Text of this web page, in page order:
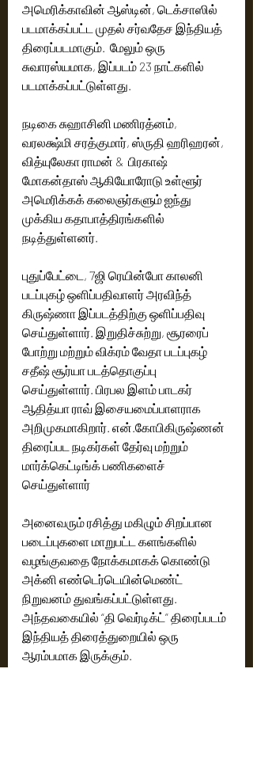
அமெரிக்காவின் ஆஸ்டின், டெக்சாஸில்
படமாக்கப்பட்ட முதல் சர்வதேச இந்தியத்
திரைப்படமாகும்.  மேலும் ஒரு
சுவாரஸ்யமாக, இப்படம் 23 நாட்களில்
படமாக்கப்பட்டுள்ளது.
நடிகை சுஹாசினி மணிரத்னம்,
வரலக்ஷ்மி சரத்குமார், ஸ்ருதி ஹரிஹரன்,
வித்யுலேகா ராமன் &  பிரகாஷ்
மோகன்தாஸ் ஆகியோரோடு உள்ளூர்
அமெரிக்கக் கலைஞர்களும் ஐந்து
முக்கிய கதாபாத்திரங்களில்
நடித்துள்ளனர்.
புதுப்பேட்டை, 7ஜி ரெயின்போ காலனி
படப்புகழ் ஒளிப்பதிவாளர் அரவிந்த்
கிருஷ்ணா இப்படத்திற்கு ஒளிப்பதிவு
செய்துள்ளார். இறுதிச்சுற்று, சூரரைப்
போற்று மற்றும் விக்ரம் வேதா படப்புகழ்
சதீஷ் சூர்யா படத்தொகுப்பு
செய்துள்ளார். பிரபல இளம் பாடகர்
ஆதித்யா ராவ் இசையமைப்பாளராக
அறிமுகமாகிறார். என்.கோபிகிருஷ்ணன்
திரைப்பட நடிகர்கள் தேர்வு மற்றும்
மார்க்கெட்டிங்க் பணிகளைச்
செய்துள்ளார்
அனைவரும் ரசித்து மகிழும் சிறப்பான
படைப்புகளை மாறுபட்ட களங்களில்
வழங்குவதை நோக்கமாகக் கொண்டு
அக்னி எண்டெர்டெயின்மெண்ட்
நிறுவனம் துவங்கப்பட்டுள்ளது.
அந்தவகையில் “தி வெர்டிக்ட்” திரைப்படம்
இந்தியத் திரைத்துறையில் ஒரு
ஆரம்பமாக இருக்கும்.